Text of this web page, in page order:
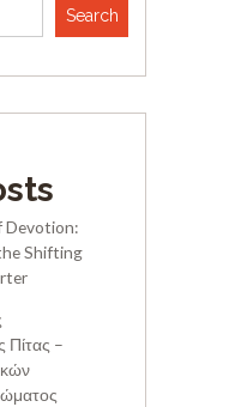
Search
Devotion:
Shifting
Πίτας –